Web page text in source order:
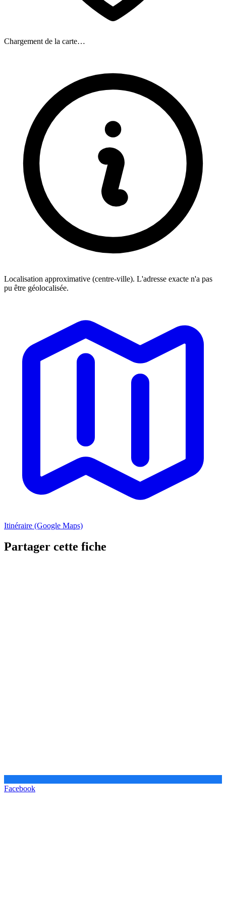
Chargement de la carte…
Localisation approximative (centre-ville). L'adresse exacte n'a pas
pu être géolocalisée.
Itinéraire (Google Maps)
Partager cette fiche
Facebook